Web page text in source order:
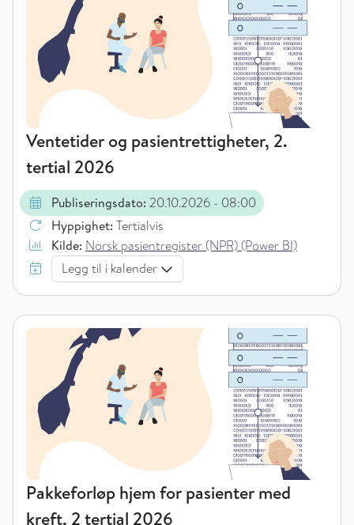
Ventetider og pasientrettigheter, 2.
tertial 2026
Publiseringsdato: 20.10.2026 - 08:00
Hyppighet: Tertialvis
Kilde: Norsk pasientregister (NPR) (Power BI)
Legg til i kalender
Pakkeforløp hjem for pasienter med
kreft, 2 tertial 2026